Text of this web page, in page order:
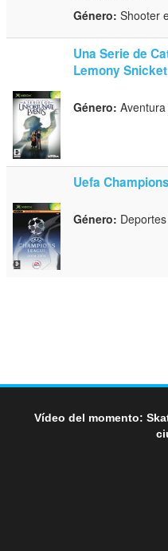
Género: Shooter
Una Serie de
Lemony Snicket
Género:
Uefa
Género:
Vídeo del momento: